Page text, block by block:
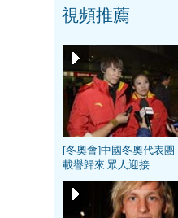
視頻推薦
[冬奧會]中國冬奧代表團
載譽歸來 眾人迎接